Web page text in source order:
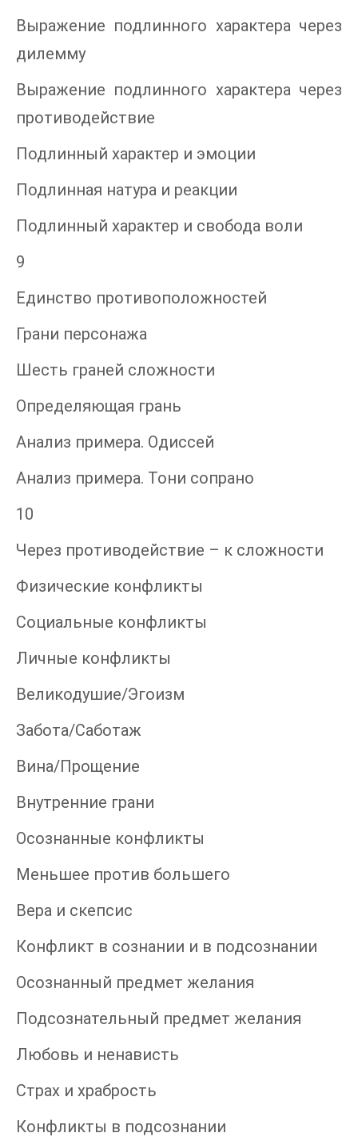
Выражение подлинного характера через
дилемму
Выражение подлинного характера через
противодействие
Подлинный характер и эмоции
Подлинная натура и реакции
Подлинный характер и свобода воли
9
Единство противоположностей
Грани персонажа
Шесть граней сложности
Определяющая грань
Анализ примера. Одиссей
Анализ примера. Тони сопрано
10
Через противодействие – к сложности
Физические конфликты
Социальные конфликты
Личные конфликты
Великодушие/Эгоизм
Забота/Саботаж
Вина/Прощение
Внутренние грани
Осознанные конфликты
Меньшее против большего
Вера и скепсис
Конфликт в сознании и в подсознании
Осознанный предмет желания
Подсознательный предмет желания
Любовь и ненависть
Страх и храбрость
Конфликты в подсознании